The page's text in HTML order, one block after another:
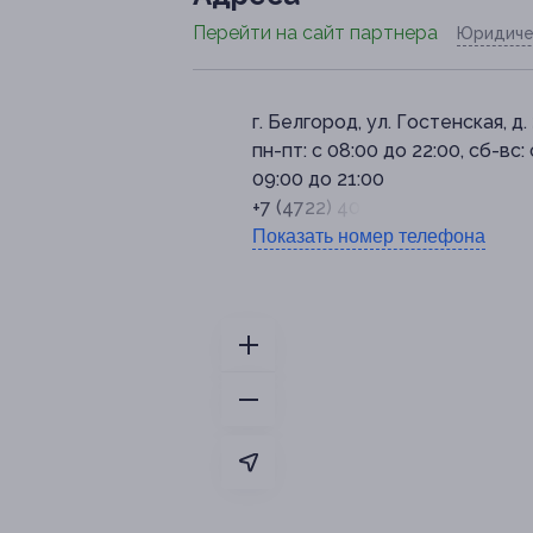
Перейти на сайт партнера
г. Белгород, ул. Гостенская, д.
пн-пт: с 08:00 до 22:00, сб-вс:
09:00 до 21:00
+7 (4722) 40-03-33
Показать номер телефона